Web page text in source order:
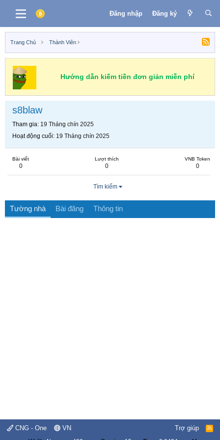
Đăng nhập Đăng ký
Trang Chủ Thành Viên
Hướng dẫn kiếm tiền đơn giản miễn phí
s8blaw
Tham gia 19 Tháng chín 2025
Hoạt động cuối 19 Tháng chín 2025
Bài viết
0
Lượt thích
0
VNB Token
0
Tìm kiếm
Tường nhà Bài đăng Thông tin
CNG - One VN Trợ giúp
R